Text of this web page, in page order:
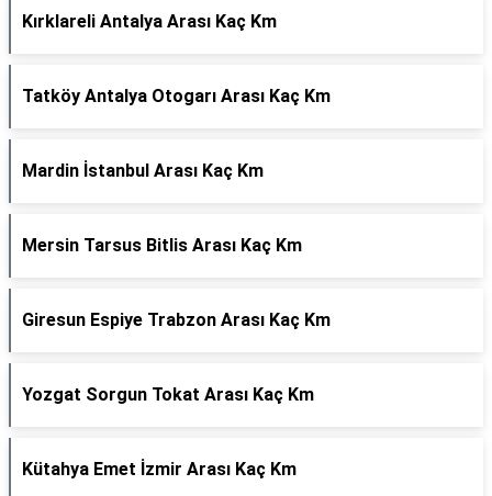
Kırklareli Antalya Arası Kaç Km
Tatköy Antalya Otogarı Arası Kaç Km
Mardin İstanbul Arası Kaç Km
Mersin Tarsus Bitlis Arası Kaç Km
Giresun Espiye Trabzon Arası Kaç Km
Yozgat Sorgun Tokat Arası Kaç Km
Kütahya Emet İzmir Arası Kaç Km